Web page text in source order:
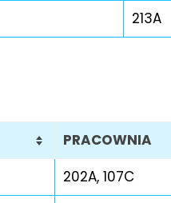
213A
PRACOWNIA
202A, 107C